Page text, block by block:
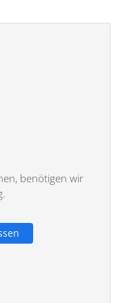
benötigen wir